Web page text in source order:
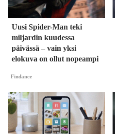
Uusi Spider-Man teki
miljardin kuudessa
päivässä – vain yksi
elokuva on ollut nopeampi
Findance